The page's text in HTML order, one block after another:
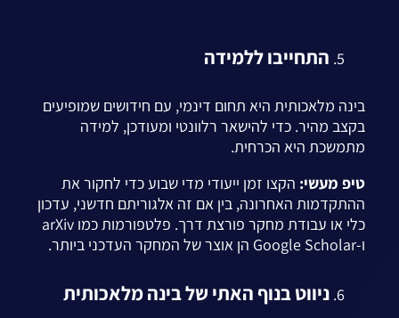
התחייבו ללמידה
בינה מלאכותית היא תחום דינמי, עם חידושים שמופיעים
בקצב מהיר. כדי להישאר רלוונטי ומעודכן, למידה
מתמשכת היא הכרחית.
טיפ מעשי: הקצו זמן ייעודי מדי שבוע כדי לחקור את
ההתקדמות האחרונה, בין אם זה אלגוריתם חדשני, עדכון
כלי או עבודת מחקר פורצת דרך. פלטפורמות כמו arXiv
ו-Google Scholar הן אוצר של המחקר העדכני ביותר.
ניווט בנוף האתי של בינה מלאכותית